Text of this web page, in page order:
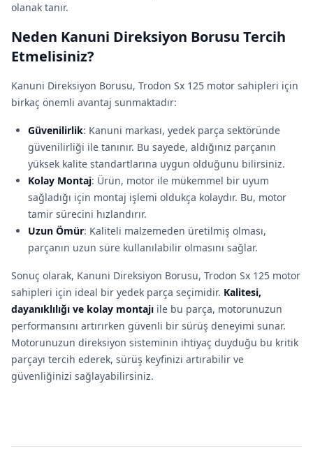
olanak tanır.
Neden Kanuni Direksiyon Borusu Tercih
Etmelisiniz?
Kanuni Direksiyon Borusu, Trodon Sx 125 motor sahipleri için
birkaç önemli avantaj sunmaktadır:
Güvenilirlik: Kanuni markası, yedek parça sektöründe
güvenilirliği ile tanınır. Bu sayede, aldığınız parçanın
yüksek kalite standartlarına uygun olduğunu bilirsiniz.
Kolay Montaj: Ürün, motor ile mükemmel bir uyum
sağladığı için montaj işlemi oldukça kolaydır. Bu, motor
tamir sürecini hızlandırır.
Uzun Ömür: Kaliteli malzemeden üretilmiş olması,
parçanın uzun süre kullanılabilir olmasını sağlar.
Sonuç olarak, Kanuni Direksiyon Borusu, Trodon Sx 125 motor
sahipleri için ideal bir yedek parça seçimidir. Kalitesi,
dayanıklılığı ve kolay montajı ile bu parça, motorunuzun
performansını artırırken güvenli bir sürüş deneyimi sunar.
Motorunuzun direksiyon sisteminin ihtiyaç duyduğu bu kritik
parçayı tercih ederek, sürüş keyfinizi artırabilir ve
güvenliğinizi sağlayabilirsiniz.